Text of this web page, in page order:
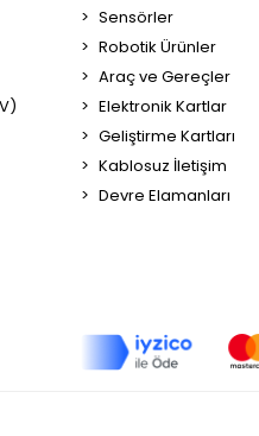
Sensörler
Robotik Ürünler
Araç ve Gereçler
Elektronik Kartlar
Geliştirme Kartları
Kablosuz İletişim
Devre Elamanları